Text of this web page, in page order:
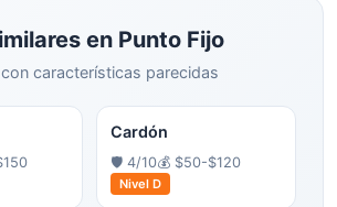
en Punto Fijo
características parecidas
Cardón
🛡️ 4/10💰 $50-$120
Nivel D